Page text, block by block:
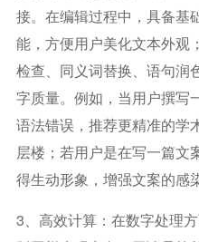
接。在编辑过程中，具备基
能，方便用户美化文本外观
检查、同义词替换、语句润
字质量。例如，当用户撰写
语法错误，推荐更精准的学
层楼；若用户是在写一篇文
得生动形象，增强文案的感
3、高效计算：在数字处理